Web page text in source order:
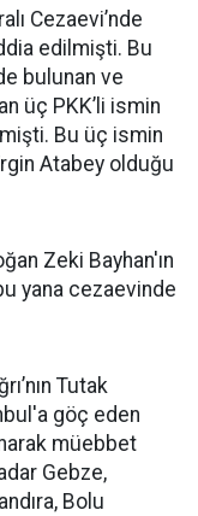
Cezaevi’nde
edilmişti. Bu
bulunan ve
üç PKK’li ismin
Bu üç ismin
Atabey olduğu
Zeki Bayhan'ın
yana cezaevinde
Tutak
göç eden
müebbet
Gebze,
Bolu